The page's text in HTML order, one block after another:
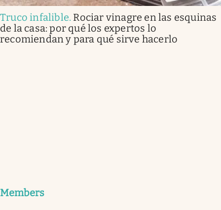
Truco infalible. Rociar vinagre en las esquinas
de la casa: por qué los expertos lo
recomiendan y para qué sirve hacerlo
Members